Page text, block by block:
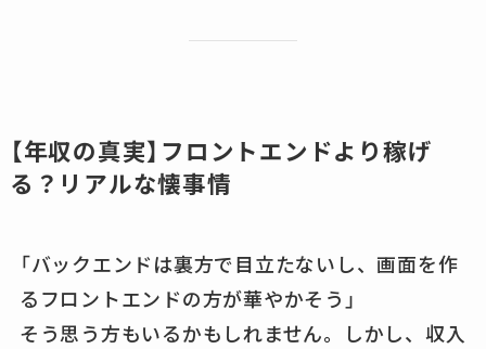
【年収の真実】フロントエンドより稼げ
る？リアルな懐事情
「バックエンドは裏方で目立たないし、画面を作
るフロントエンドの方が華やかそう」
そう思う方もいるかもしれません。しかし、収入